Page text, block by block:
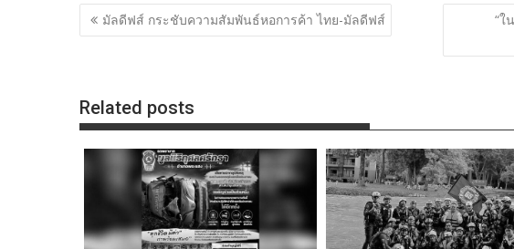
แนะแนว
เรื่อง
มัลดีฟส์ กระชับความสัมพันธ์หอการค้า ไทย-มัลดีฟส์
“ใ
Related posts